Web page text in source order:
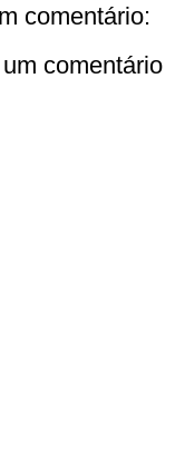
comentário:
comentário